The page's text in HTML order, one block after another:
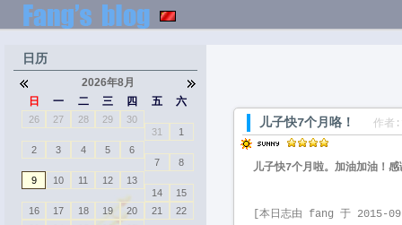
儿子快7个月咯！ 作者
儿子快7个月啦。加油加油！
[本日志由 fang 于 2015-
日历
2026年8月
日
一 二 三 四 五 六
26 27 28 29
30
31
1
2
3 4 5
6
7
8
9
10 11 12
13
14
15
16
17 18 19 20 21
22